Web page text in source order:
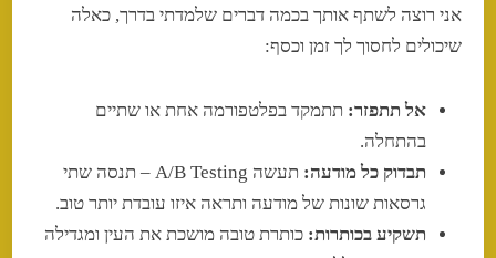
אני רוצה לשתף אותך בכמה דברים שלמדתי בדרך, כאלה
שיכולים לחסוך לך זמן וכסף:
אל תתפזר: תתמקד בפלטפורמה אחת או שתיים
בהתחלה.
תבדוק כל מודעה:
תעשה A/B Testing – תנסה שתי
גרסאות שונות של מודעה ותראה איזו עובדת יותר טוב.
תשקיע בכותרות: כותרת טובה מושכת את העין ומגדילה